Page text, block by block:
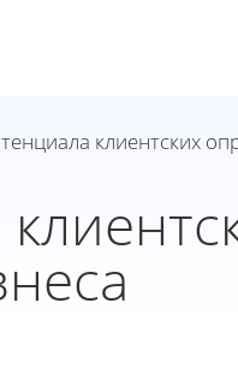
клиентских